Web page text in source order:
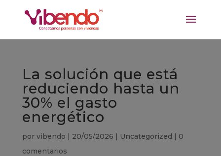
La solución que está
reduciendo hasta un
30% el gasto
energético
por vibendo | 20/05/2026 | Uncategorized | 0
comentarios